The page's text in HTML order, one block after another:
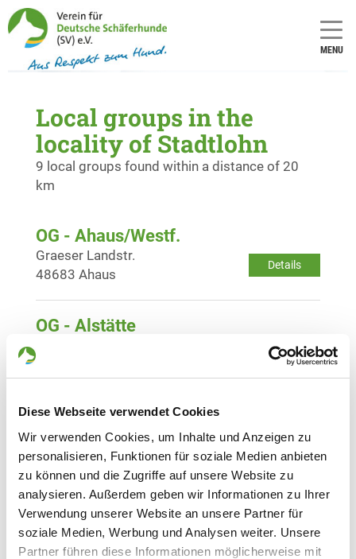
Diese Webseite verwendet Cookies
Wir verwenden Cookies, um Inhalte und Anzeigen zu
personalisieren, Funktionen für soziale Medien anbieten
zu können und die Zugriffe auf unsere Website zu
analysieren. Außerdem geben wir Informationen zu Ihrer
Verwendung unserer Website an unsere Partner für
soziale Medien, Werbung und Analysen weiter. Unsere
Partner führen diese Informationen möglicherweise mit
MENU
Local groups in the
locality of Stadtlohn
9 local groups found within a distance of 20
km
OG - Ahaus/Westf.
Details
Graeser Landstr.
48683 Ahaus
OG - Alstätte
Details
OG - Borken Westfalen e.V.
Details
Heidener Str. 141a
46325 Borken
OG - Coesfeld/Westf.
Details
Flamschen 39 b
48653 Coesfeld